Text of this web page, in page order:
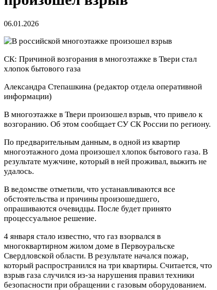
06.01.2026
СК: Причиной возгорания в многоэтажке в Твери стал
хлопок бытового газа
Александра Степашкина (редактор отдела оперативной
информации)
В многоэтажке в Твери произошел взрыв, что привело к
возгоранию. Об этом сообщает СУ СК России по региону.
По предварительным данным, в одной из квартир
многоэтажного дома произошел хлопок бытового газа. В
результате мужчине, который в ней проживал, выжить не
удалось.
В ведомстве отметили, что устанавливаются все
обстоятельства и причины произошедшего,
опрашиваются очевидцы. После будет принято
процессуальное решение.
4 января стало известно, что газ взорвался в
многоквартирном жилом доме в Первоуральске
Свердловской области. В результате начался пожар,
который распространился на три квартиры. Считается, что
взрыв газа случился из-за нарушения правил техники
безопасности при обращении с газовым оборудованием.